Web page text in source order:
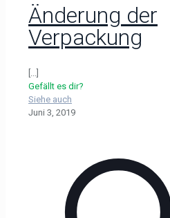
Änderung der
Verpackung
[...]
Gefällt es dir?
Siehe auch
Juni 3, 2019